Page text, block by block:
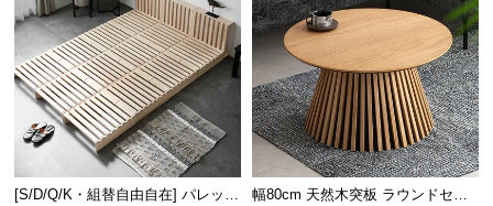
[S/D/Q/K・組替自由自在] パレット
幅80cm 天然木突板 ラウンドセン